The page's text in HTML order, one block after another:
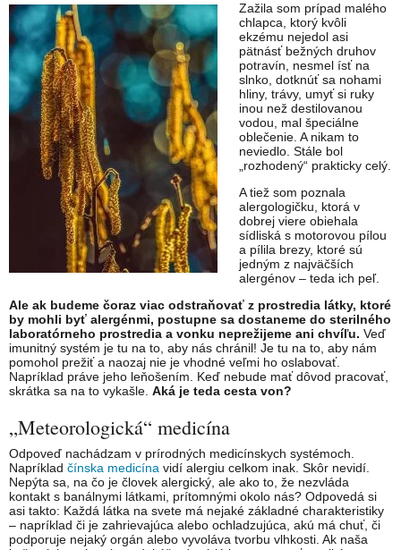
Zažila som prípad malého
chlapca, ktorý kvôli
ekzému nejedol asi
pätnásť bežných druhov
potravín, nesmel ísť na
slnko, dotknúť sa nohami
hliny, trávy, umyť si ruky
inou než destilovanou
vodou, mal špeciálne
oblečenie. A nikam to
neviedlo. Stále bol
„rozhodený“ prakticky celý.
A tiež som poznala
alergologičku, ktorá v
dobrej viere obiehala
sídliská s motorovou pílou
a pílila brezy, ktoré sú
jedným z najväčších
alergénov – teda ich peľ.
Ale ak budeme čoraz viac odstraňovať z prostredia látky, ktoré
by mohli byť alergénmi, postupne sa dostaneme do sterilného
laboratórneho prostredia a vonku neprežijeme ani chvíľu. Veď
imunitný systém je tu na to, aby nás chránil! Je tu na to, aby nám
pomohol prežiť a naozaj nie je vhodné veľmi ho oslabovať.
Napríklad práve jeho leňošením. Keď nebude mať dôvod pracovať,
skrátka sa na to vykašle. Aká je teda cesta von?
„Meteorologická“ medicína
Odpoveď nachádzam v prírodných medicínskych systémoch.
Napríklad čínska medicína vidí alergiu celkom inak. Skôr nevidí.
Nepýta sa, na čo je človek alergický, ale ako to, že nezvláda
kontakt s banálnymi látkami, prítomnými okolo nás? Odpovedá si
asi takto: Každá látka na svete má nejaké základné charakteristiky
– napríklad či je zahrievajúca alebo ochladzujúca, akú má chuť, či
podporuje nejaký orgán alebo vyvoláva tvorbu vlhkosti. Ak naša